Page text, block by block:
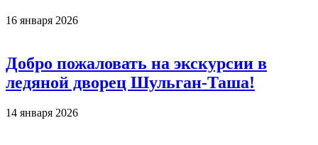
16 января 2026
Добро пожаловать на экскурсии в
ледяной дворец Шульган-Таша!
14 января 2026